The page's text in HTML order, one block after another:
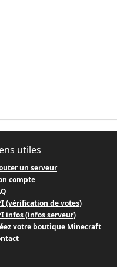
utiles
un serveur
compte
(vérification de votes)
infos (infos serveur)
votre boutique Minecraft